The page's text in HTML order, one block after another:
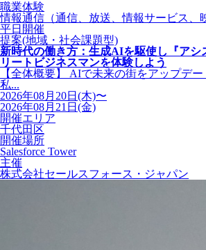
職業体験
情報通信（通信、放送、情報サービス、
平日開催
提案(地域・社会課題型)
新時代の働き方：生成AIを駆使し『アシ
リートビジネスマンを体験しよう
【全体概要】 AIで未来の街をアップデ
私...
2026年08月20日(木)〜
2026年08月21日(金)
開催エリア
千代田区
開催場所
Salesforce Tower
主催
株式会社セールスフォース・ジャパン